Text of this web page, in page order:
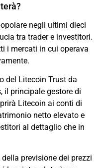
negli ultimi dieci
tra trader e investitori.
i mercati in cui operava
del Litecoin Trust da
il principale gestore di
Litecoin ai conti di
netto elevato e
al dettaglio che in
previsione dei prezzi